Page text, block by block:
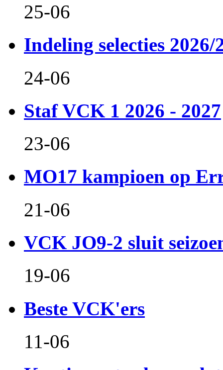
25-06
Indeling selecties 2026/
24-06
Staf VCK 1 2026 - 2027
23-06
MO17 kampioen op
21-06
VCK JO9-2 sluit
19-06
Beste VCK'ers
11-06